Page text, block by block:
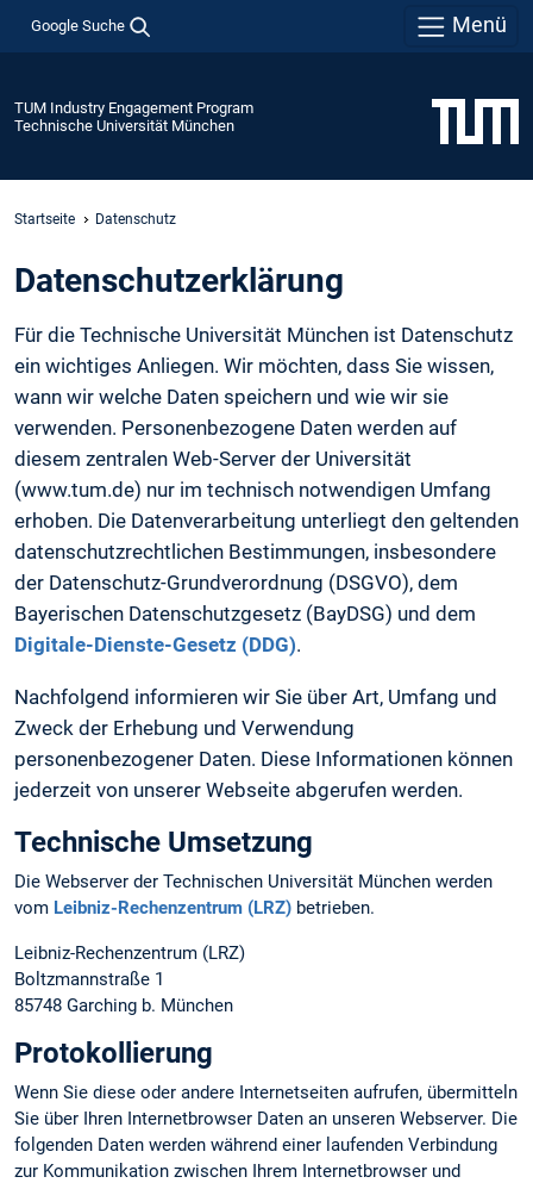
Google Suche Menü
TUM Industry Engagement Program
Technische Universität München
Startseite Datenschutz
Daten­schutz­erklärung
Für die Technische Universität München ist Datenschutz
ein wichtiges Anliegen. Wir möchten, dass Sie wissen,
wann wir welche Daten speichern und wie wir sie
verwenden. Personenbezogene Daten werden auf
diesem zentralen Web-Server der Universität
(www.tum.de) nur im technisch notwendigen Umfang
erhoben. Die Datenverarbeitung unterliegt den geltenden
datenschutzrechtlichen Bestimmungen, insbesondere
der Datenschutz-Grundverordnung (DSGVO), dem
Bayerischen Datenschutzgesetz (BayDSG) und dem
Digitale-Dienste-Gesetz (DDG).
Nachfolgend informieren wir Sie über Art, Umfang und
Zweck der Erhebung und Verwendung
personenbezogener Daten. Diese Informationen können
jederzeit von unserer Webseite abgerufen werden.
Technische Umsetzung
Die Webserver der Technischen Universität München werden
vom Leibniz-Rechenzentrum (LRZ) betrieben.
Leibniz-Rechenzentrum (LRZ)
Boltzmannstraße 1
85748 Garching b. München
Protokollierung
Wenn Sie diese oder andere Internetseiten aufrufen, übermitteln
Sie über Ihren Internetbrowser Daten an unseren Webserver. Die
folgenden Daten werden während einer laufenden Verbindung
zur Kommunikation zwischen Ihrem Internetbrowser und